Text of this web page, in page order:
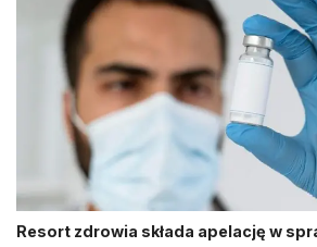
Resort zdrowia składa apelację w